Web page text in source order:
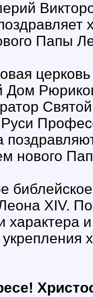
Папы
Дом
нового
XIV.
характера